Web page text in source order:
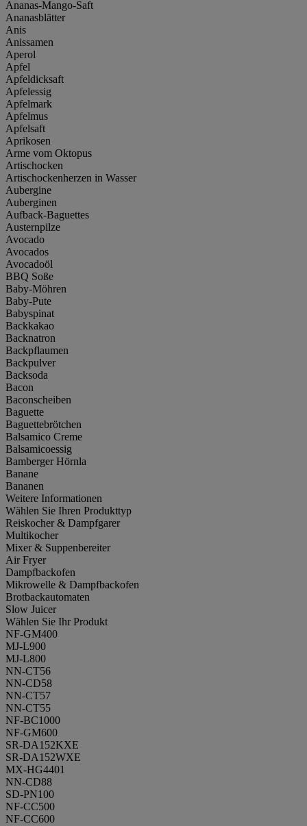
Ananas-Mango-Saft
Ananasblätter
Anis
Anissamen
Aperol
Apfel
Apfeldicksaft
Apfelessig
Apfelmark
Apfelmus
Apfelsaft
Aprikosen
Arme vom Oktopus
Artischocken
Artischockenherzen in Wasser
Aubergine
Auberginen
Aufback-Baguettes
Austernpilze
Avocado
Avocados
Avocadoöl
BBQ Soße
Baby-Möhren
Baby-Pute
Babyspinat
Backkakao
Backnatron
Backpflaumen
Backpulver
Backsoda
Bacon
Baconscheiben
Baguette
Baguettebrötchen
Balsamico Creme
Balsamicoessig
Bamberger Hörnla
Banane
Bananen
Weitere Informationen
Wählen Sie Ihren Produkttyp
Reiskocher & Dampfgarer
Multikocher
Mixer & Suppenbereiter
Air Fryer
Dampfbackofen
Mikrowelle & Dampfbackofen
Brotbackautomaten
Slow Juicer
Wählen Sie Ihr Produkt
NF-GM400
MJ-L900
MJ-L800
NN-CT56
NN-CD58
NN-CT57
NN-CT55
NF-BC1000
NF-GM600
SR-DA152KXE
SR-DA152WXE
MX-HG4401
NN-CD88
SD-PN100
NF-CC500
NF-CC600